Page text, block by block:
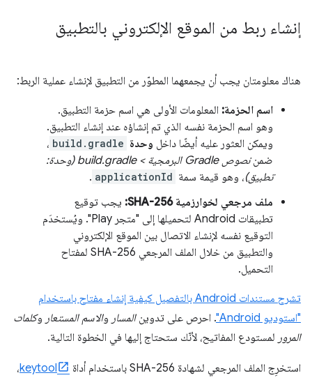
إنشاء ربط من الموقع الإلكتروني بالتطبيق
هناك معلومتان يجب أن يجمعهما المطوّر من التطبيق لإنشاء عملية الربط:
اسم الحزمة: المعلومات الأولى هي اسم حزمة التطبيق.
وهو اسم الحزمة نفسه الذي تم إنشاؤه عند إنشاء التطبيق.
ويمكن العثور عليه أيضًا داخل وحدة build.gradle ،
ضمن
نصوص Gradle البرمجية > build.gradle (وحدة:
تطبيق)، وهو قيمة سمة applicationId
.
ملف مرجعي لخوارزمية SHA-256:
يجب توقيع
تطبيقات Android لتحميلها إلى "متجر Play". ويُستخدَم
التوقيع نفسه لإنشاء الاتصال بين الموقع الإلكتروني
والتطبيق من خلال الملف المرجعي SHA-256 لمفتاح
التحميل.
تشرح مستندات Android بالتفصيل كيفية إنشاء مفتاح باستخدام
"استوديو Android"
. احرص على تدوينالمسار والاسم المستعار وكلمات
المرور لمستودع المفاتيح، لأنّك ستحتاج إليها في الخطوة التالية.
استخرِج الملف المرجعي لشهادة SHA-256 باستخدام أداة keytool،